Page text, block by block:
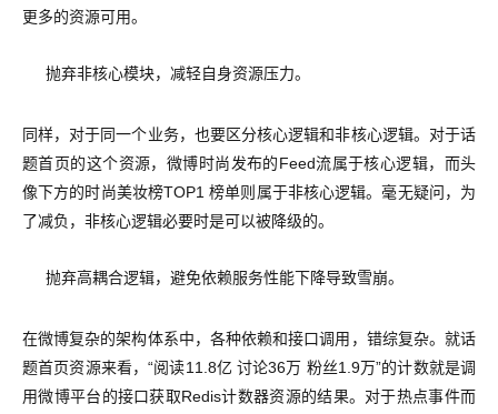
更多的资源可用。
抛弃非核心模块，减轻自身资源压力。
同样，对于同一个业务，也要区分核心逻辑和非核心逻辑。对于话
题首页的这个资源，微博时尚发布的Feed流属于核心逻辑，而头
像下方的时尚美妆榜TOP1 榜单则属于非核心逻辑。毫无疑问，为
了减负，非核心逻辑必要时是可以被降级的。
抛弃高耦合逻辑，避免依赖服务性能下降导致雪崩。
在微博复杂的架构体系中，各种依赖和接口调用，错综复杂。就话
题首页资源来看，“阅读11.8亿 讨论36万 粉丝1.9万”的计数就是调
用微博平台的接口获取Redis计数器资源的结果。对于热点事件而